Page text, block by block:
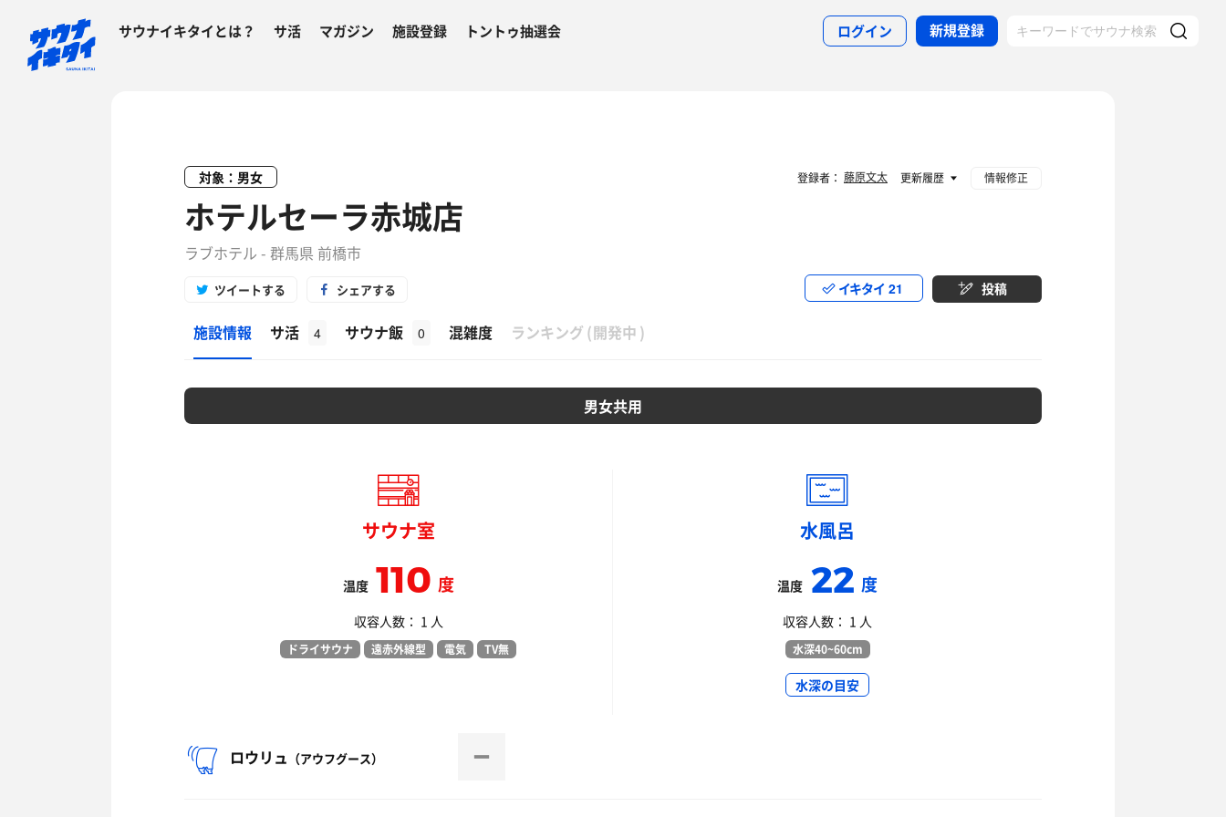
サウナイキタイとは？ サ活 マガジン 施設登録 トントゥ抽選会 ログイン 新規登録
対象：男女
ホテルセーラ赤城店
ラブホテル - 群馬県 前橋市
ツイートする シェアする イキタイ 21 投稿
施設情報 サ活 4 サウナ飯 0 混雑度 ランキング (開発中 )
男女共用
サウナ室
温度110度
収容人数： 1 人
ドライサウナ 遠赤外線型 電気 TV無
水風呂
温度 22度
収容人数： 1 人
水深40~60cm
水深の目安
ロウリュ （アウフグース）
登録者： 藤原文太 更新履歴 情報修正